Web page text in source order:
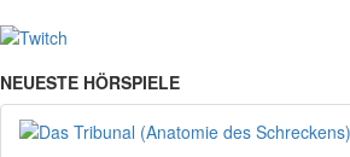
NEUESTE HÖRSPIELE